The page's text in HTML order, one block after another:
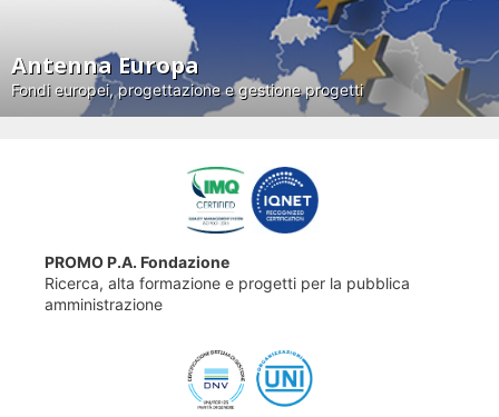
Antenna Europa
Fondi europei, progettazione e gestione progetti
PROMO P.A. Fondazione
Ricerca, alta formazione e progetti per la pubblica
amministrazione